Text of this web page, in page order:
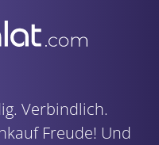
Verbindlich.
Freude! Und